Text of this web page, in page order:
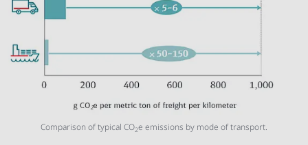
Comparison of typical CO2e emissions by mode of transport.